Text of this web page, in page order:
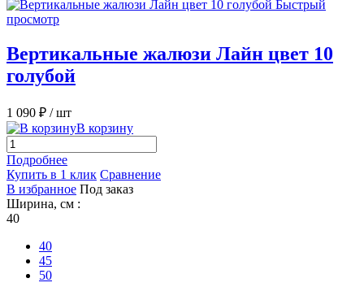
Быстрый
просмотр
Вертикальные жалюзи Лайн цвет 10
голубой
1 090 ₽ / шт
В корзину
Подробнее
Купить в 1 клик Сравнение
В избранное Под заказ
Ширина, см :
40
40
45
50